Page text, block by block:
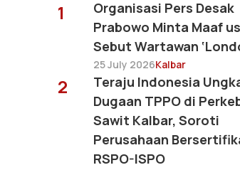
1
Organisasi Pers Desak
Prabowo Minta Maaf
Sebut Wartawan
25 July 2026Kalbar
2
Teraju Indonesia
Dugaan TPPO di
Sawit Kalbar, Soroti
Perusahaan
RSPO-ISPO